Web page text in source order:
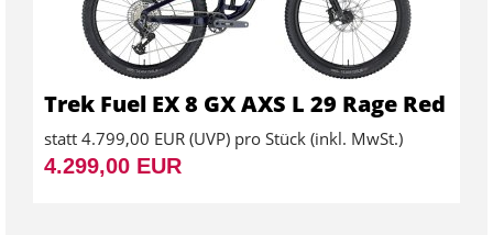
Trek Fuel EX 8 GX AXS L 29 Rage Red
statt 4.799,00 EUR (UVP) pro Stück (inkl. MwSt.)
4.299,00 EUR